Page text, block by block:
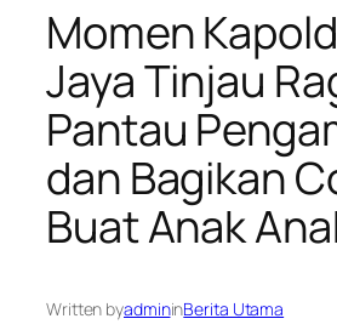
Momen
Jaya Tinjau
Pantau
dan Bagikan
Buat Anak
Written byadmininBerita Utama